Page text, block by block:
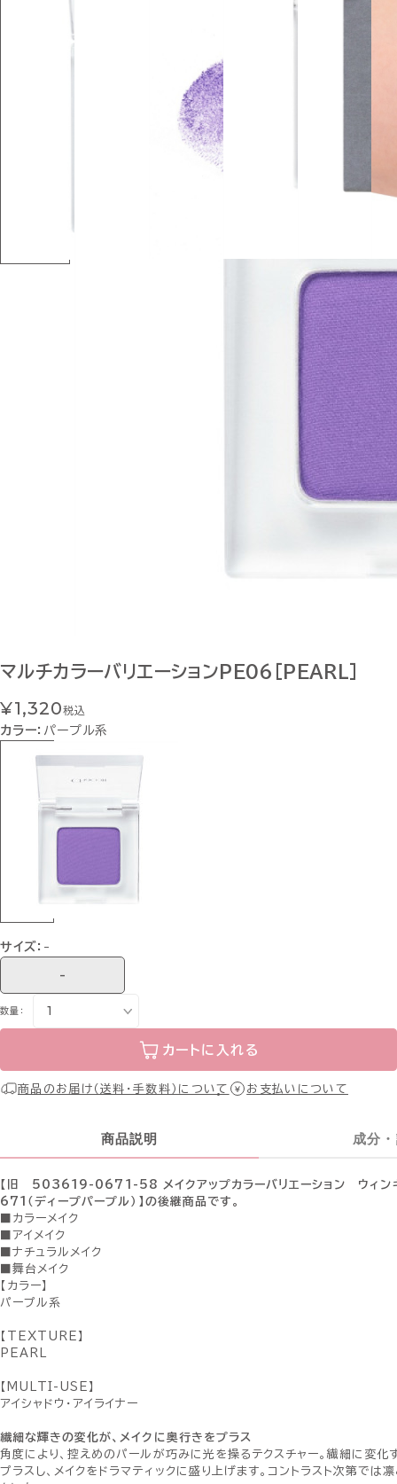
マルチカラーバリエーションPE06[PEARL]
¥1,320税込
カラー： パープル系
サイズ： -
-
数量：
カートに入れる
商品のお届け（送料・手数料）について お支払いについて
商品説明 成分
【旧 503619-0671-58 メイクアップカラーバリエーション ウィン
671（ディープパープル）】の後継商品です。
■カラーメイク
■アイメイク
■ナチュラルメイク
■舞台メイク
【カラー】
パープル系
【TEXTURE】
PEARL
【MULTI-USE】
アイシャドウ・アイライナー
繊細な輝きの変化が、メイクに奥行きをプラス
角度により、控えめのパールが巧みに光を操るテクスチャー。繊細に変化
プラスし、メイクをドラマティックに盛り上げます。コントラスト次第では